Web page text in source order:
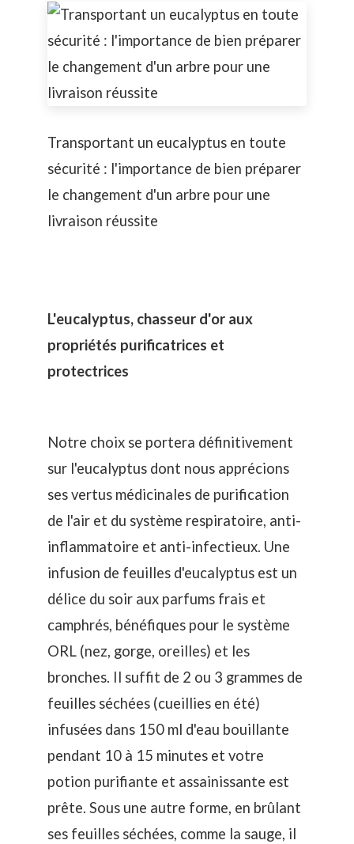
Transportant un eucalyptus en toute
sécurité : l'importance de bien préparer
le changement d'un arbre pour une
livraison réussite
L'eucalyptus, chasseur d'or aux
propriétés purificatrices et
protectrices
Notre choix se portera définitivement
sur l'eucalyptus dont nous apprécions
ses vertus médicinales de purification
de l'air et du système respiratoire, anti-
inflammatoire et anti-infectieux. Une
infusion de feuilles d'eucalyptus est un
délice du soir aux parfums frais et
camphrés, bénéfiques pour le système
ORL (nez, gorge, oreilles) et les
bronches. Il suffit de 2 ou 3 grammes de
feuilles séchées (cueillies en été)
infusées dans 150 ml d'eau bouillante
pendant 10 à 15 minutes et votre
potion purifiante et assainissante est
prête. Sous une autre forme, en brûlant
ses feuilles séchées, comme la sauge, il